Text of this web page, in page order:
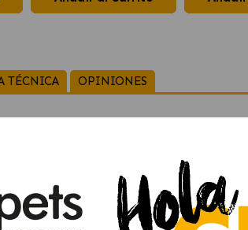
TÉCNICA OPINIONES
para Gatos
recetas irresistibles — buey, ternera y
en pequeñas porciones y bañada en